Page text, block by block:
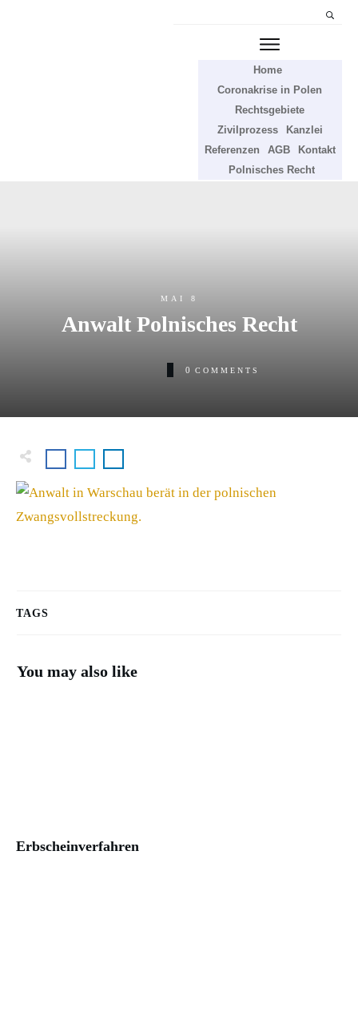
Home
Coronakrise in Polen
Rechtsgebiete
Zivilprozess
Kanzlei
Referenzen
AGB
Kontakt
Polnisches Recht
MAI 8
Anwalt Polnisches Recht
0 COMMENTS
TAGS
You may also like
Erbscheinverfahren